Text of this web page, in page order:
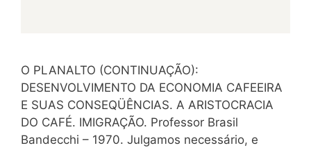
O PLANALTO (CONTINUAÇÃO):
DESENVOLVIMENTO DA ECONOMIA CAFEEIRA
E SUAS CONSEQÜÊNCIAS. A ARISTOCRACIA
DO CAFÉ. IMIGRAÇÃO. Professor Brasil
Bandecchi – 1970. Julgamos necessário, e